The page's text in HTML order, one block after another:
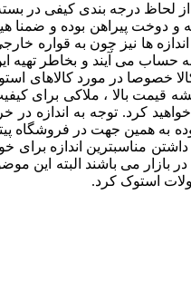
از لحاظ درجه بندی کیفی
و دوخت پیراهن بوده و
ها نیز چون به قواره
می آیند و بخاطر تهیه
خصوصا در مورد کالاهای
قیمت بالا ، ملاکی برای
کرد. توجه به
بوده به همین جهت در
مناسبترین اندازه
استوک کرد.